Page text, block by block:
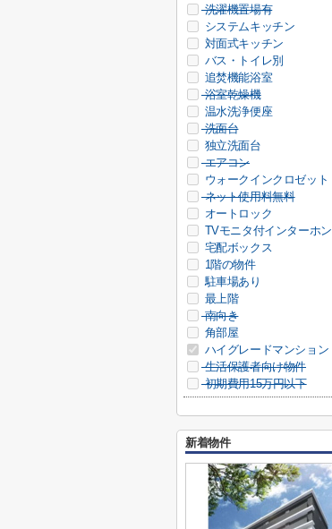
洗濯機置場有
システムキッチン
対面式キッチン
バス・トイレ別
追焚機能浴室
浴室乾燥機
温水洗浄便座
洗面台
独立洗面台
エアコン
ウォークインクロゼット
ネット使用料無料
オートロック
TVモニタ付インターホン
宅配ボックス
1階の物件
駐車場あり
最上階
南向き
角部屋
ハイグレードマンション
生活保護者向け物件
初期費用15万円以下
新着物件